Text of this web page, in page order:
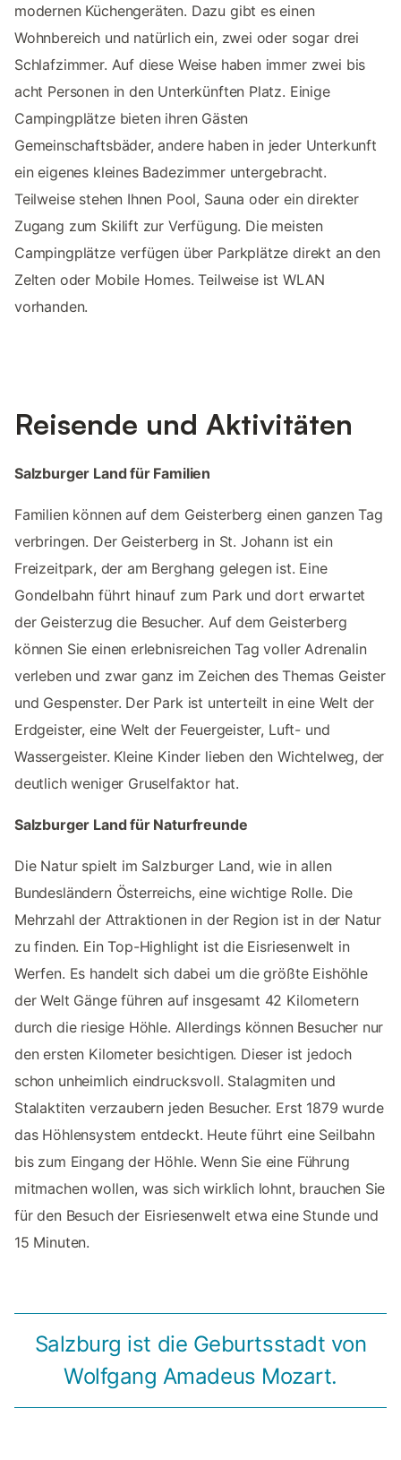
modernen Küchengeräten. Dazu gibt es einen
Wohnbereich und natürlich ein, zwei oder sogar drei
Schlafzimmer. Auf diese Weise haben immer zwei bis
acht Personen in den Unterkünften Platz. Einige
Campingplätze bieten ihren Gästen
Gemeinschaftsbäder, andere haben in jeder Unterkunft
ein eigenes kleines Badezimmer untergebracht.
Teilweise stehen Ihnen Pool, Sauna oder ein direkter
Zugang zum Skilift zur Verfügung. Die meisten
Campingplätze verfügen über Parkplätze direkt an den
Zelten oder Mobile Homes. Teilweise ist WLAN
vorhanden.
Reisende und Aktivitäten
Salzburger Land für Familien
Familien können auf dem Geisterberg einen ganzen Tag
verbringen. Der Geisterberg in St. Johann ist ein
Freizeitpark, der am Berghang gelegen ist. Eine
Gondelbahn führt hinauf zum Park und dort erwartet
der Geisterzug die Besucher. Auf dem Geisterberg
können Sie einen erlebnisreichen Tag voller Adrenalin
verleben und zwar ganz im Zeichen des Themas Geister
und Gespenster. Der Park ist unterteilt in eine Welt der
Erdgeister, eine Welt der Feuergeister, Luft- und
Wassergeister. Kleine Kinder lieben den Wichtelweg, der
deutlich weniger Gruselfaktor hat.
Salzburger Land für Naturfreunde
Die Natur spielt im Salzburger Land, wie in allen
Bundesländern Österreichs, eine wichtige Rolle. Die
Mehrzahl der Attraktionen in der Region ist in der Natur
zu finden. Ein Top-Highlight ist die Eisriesenwelt in
Werfen. Es handelt sich dabei um die größte Eishöhle
der Welt Gänge führen auf insgesamt 42 Kilometern
durch die riesige Höhle. Allerdings können Besucher nur
den ersten Kilometer besichtigen. Dieser ist jedoch
schon unheimlich eindrucksvoll. Stalagmiten und
Stalaktiten verzaubern jeden Besucher. Erst 1879 wurde
das Höhlensystem entdeckt. Heute führt eine Seilbahn
bis zum Eingang der Höhle. Wenn Sie eine Führung
mitmachen wollen, was sich wirklich lohnt, brauchen Sie
für den Besuch der Eisriesenwelt etwa eine Stunde und
15 Minuten.
Salzburg ist die Geburtsstadt von
Wolfgang Amadeus Mozart.